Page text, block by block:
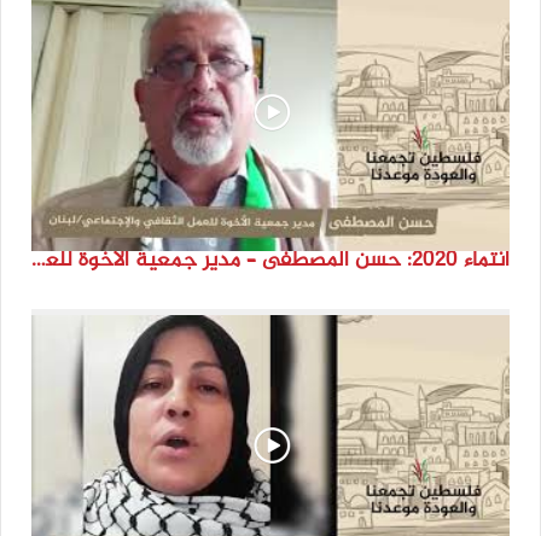
انتماء 2020: حسن المصطفى – مدير جمعية الأخوة للعمل الثقافي والإجتماعي – لبنان